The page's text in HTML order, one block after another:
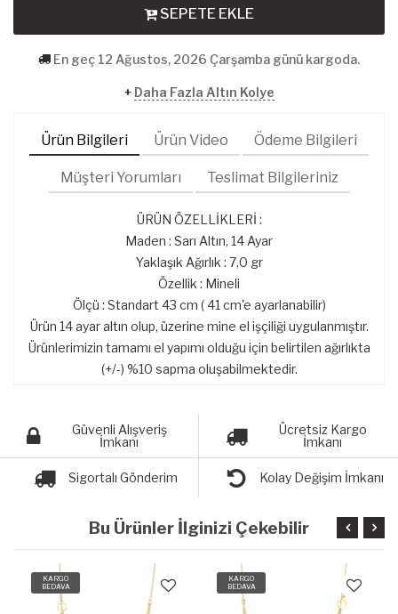
SEPETE EKLE
En geç 12 Ağustos, 2026 Çarşamba günü kargoda.
+ Daha Fazla Altın Kolye
Ürün Bilgileri Ürün Video Ödeme Bilgileri
Müşteri Yorumları Teslimat Bilgileriniz
ÜRÜN ÖZELLİKLERİ :
Maden : Sarı Altın, 14 Ayar
Yaklaşık Ağırlık : 7,0 gr
Özellik : Mineli
Ölçü : Standart 43 cm ( 41 cm'e ayarlanabilir)
Ürün 14 ayar altın olup, üzerine mine el işçiliği uygulanmıştır.
Ürünlerimizin tamamı el yapımı olduğu için belirtilen ağırlıkta
(+/-) %10 sapma oluşabilmektedir.
Güvenli Alışveriş
İmkanı
Ücretsiz Kargo
İmkanı
Sigortalı Gönderim Kolay Değişim İmkanı
Bu Ürünler İlginizi Çekebilir
KARGO
BEDAVA
KARGO
BEDAVA